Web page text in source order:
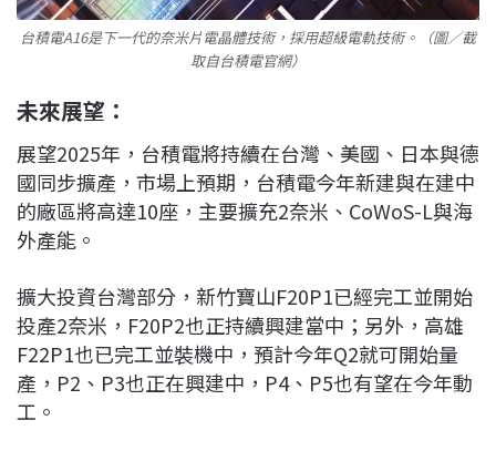
台積電A16是下一代的奈米片電晶體技術，採用超級電軌技術。（圖／截
取自台積電官網）
未來展望：
展望2025年，台積電將持續在台灣、美國、日本與德
國同步擴產，市場上預期，台積電今年新建與在建中
的廠區將高達10座，主要擴充2奈米、CoWoS-L與海
外產能。
擴大投資台灣部分，新竹寶山F20P1已經完工並開始
投產2奈米，F20P2也正持續興建當中；另外，高雄
F22P1也已完工並裝機中，預計今年Q2就可開始量
產，P2、P3也正在興建中，P4、P5也有望在今年動
工。